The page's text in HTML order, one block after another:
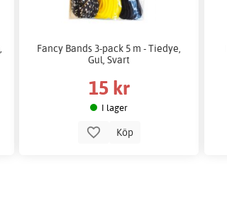
Fancy Bands 3-pack 5 m - Tiedye,
Gul, Svart
15 kr
I lager
Köp